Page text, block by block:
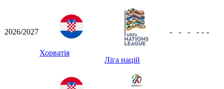
2026/2027
Хорватія
Ліга націй
- - - - - -